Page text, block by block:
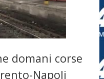
domani corse
Napoli